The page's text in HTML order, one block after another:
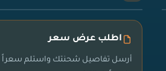
اطلب عرض سعر
أرسل تفاصيل شحنتك واستلم سعراً